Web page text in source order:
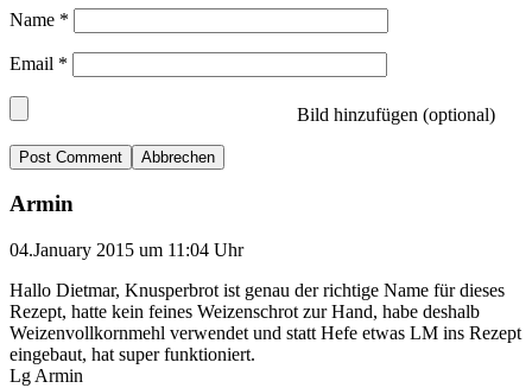
Name *
Email *
Bild hinzufügen (optional)
Abbrechen
Armin
04.January 2015 um 11:04 Uhr
Hallo Dietmar, Knusperbrot ist genau der richtige Name für dieses
Rezept, hatte kein feines Weizenschrot zur Hand, habe deshalb
Weizenvollkornmehl verwendet und statt Hefe etwas LM ins Rezept
eingebaut, hat super funktioniert.
Lg Armin